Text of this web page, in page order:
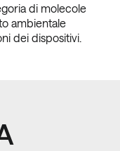
di molecole
ambientale
dei dispositivi.